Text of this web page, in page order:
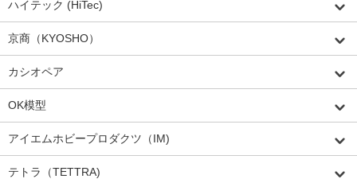
ハイテック (HiTec)
京商（KYOSHO）
カシオペア
OK模型
アイエムホビープロダクツ（IM)
テトラ（TETTRA)